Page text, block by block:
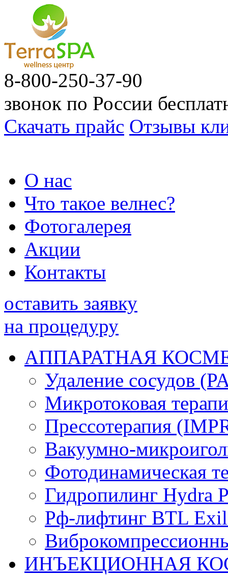
8-800-250-37-90
звонок по России
Скачать прайс Отзывы
О нас
Что такое велнес?
Фотогалерея
Акции
Контакты
оставить заявку
на процедуру
АППАРАТНАЯ
Удаление сосудов
Микротоковая
Прессотерапия
Вакуумно-
Фотодинамическая
Гидропилинг Hydra
Рф-лифтинг BTL
ИНЪЕКЦИОННАЯ